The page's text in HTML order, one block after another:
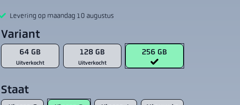
Levering op maandag 10 augustus
Variant
64 GB
Uitverkocht
128 GB
Uitverkocht
256 GB
Staat